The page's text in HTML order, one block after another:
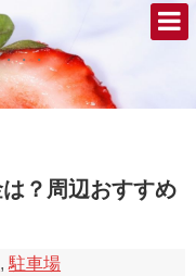
・・
？周辺おすすめ
,駐車場